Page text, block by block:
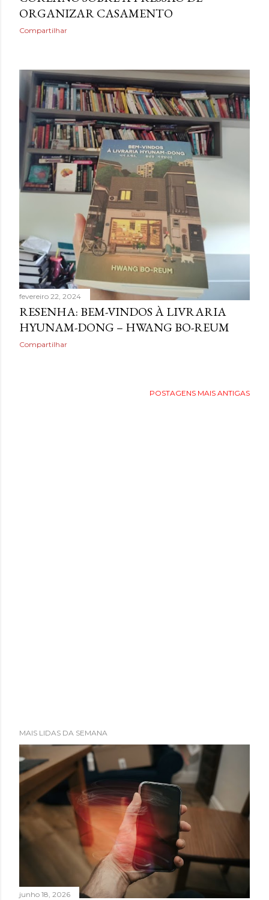
ORGANIZAR CASAMENTO
Compartilhar
fevereiro 22, 2024
RESENHA: BEM-VINDOS À LIVRARIA
HYUNAM-DONG – HWANG BO-REUM
Compartilhar
POSTAGENS MAIS ANTIGAS
MAIS LIDAS DA SEMANA
junho 18, 2026